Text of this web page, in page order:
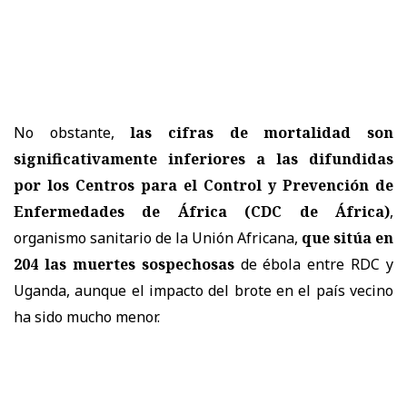
No obstante,las cifras de mortalidad son
significativamente inferiores a las difundidas
por los Centros para el Control y Prevención de
Enfermedades de África (CDC de África),
organismo sanitario de la Unión Africana, que sitúa en
204 las muertes sospechosasde ébola entre RDC y
Uganda, aunque el impacto del brote en el país vecino
ha sido mucho menor.